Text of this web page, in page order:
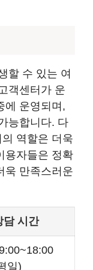
할 수 있는 여
객센터가 운
에 운영되며,
능합니다. 다
역할은 더욱
용자들은 정확
욱 만족스러운
담 시간
일)